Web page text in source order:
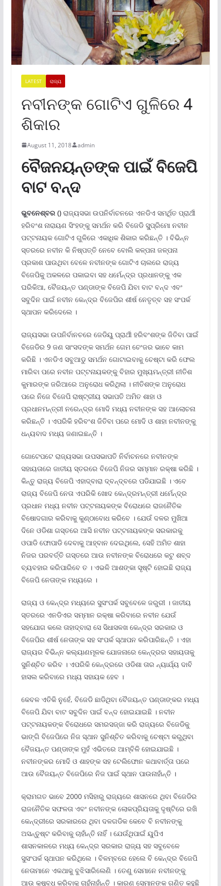
LATEST ରାଜ୍ୟ
ନବୀନଙ୍କ ଗୋଟିଏ ଗୁଳିରେ 4
ଶିକାର
August 11, 2018 admin
ବୈଜନୟନ୍ତଙ୍କ ପାଇଁ ବିଜେପି
ବାଟ ବନ୍ଦ
ଭୁବନେଶ୍ବର ()ରାଜ୍ୟସଭା ଉପନିର୍ବାଚନରେ ଏନଡିଏ ସମର୍ଥିତ ପ୍ରାର୍ଥୀ
ହରିବଂଶ ନାରାୟଣ ସିଂହଙ୍କୁ ସମର୍ଥନ କରି ବିଜେଡି ସୁ୍ପ୍ରିମୋ ନବୀନ
ପଟ୍ଟନାୟକ ଗୋଟିଏ ଗୁଳିରେ ଏକାଧିକ ଶିକାର କରିଛନ୍ତି । ବିଭିନ୍ନ
ସ୍ତରରେ ନବୀନ କି ନିଷ୍ପତ୍ତି ନେବେ ବୋଲି କଳ୍ପନା ଜଳ୍ପନା
ପ୍ରକାଶ ପାଉଥିବା ବେଳେ ନବୀନଙ୍କ ଗୋଟିଏ ଚାଲରେ ରାଜ୍ୟ
ବିଜେପିକୁ ଅକଳରେ ପକାଇବା ସହ ଧର୍ମେନ୍ଦ୍ର ପ୍ରଧାନଙ୍କୁ ଏକ
ଘରିକିଆ, ବୈଜୟନ୍ତ ପଣ୍ଡାଙ୍କ ବିଜେପି ଯିବା ବାଟ ବନ୍ଦ ଏବଂ
ସବୁଦିନ ପାଇଁ ନବୀନ କେନ୍ଦ୍ର ବିଜେପିର ଶୀର୍ଷ ନେତୃତ୍ବ ସହ ସଂପର୍କ
ସ୍ଥାପନ କରିଦେଲେ ।
ରାଜ୍ୟସଭା ଉପନିର୍ବାନଚରେ ଜେଡିୟୁ ପ୍ରାର୍ଥୀ ହରିବଂଶଙ୍କ ଜିତିବା ପାଇଁ
ବିଜେଡିର 9 ଜଣ ସାଂସଦଙ୍କ ସମର୍ଥନ ଗେମ ଚେଂଜର ଭାବେ କାମ
କରିଛି । ଏନଡିଏ ସବୁଆଡୁ ସମର୍ଥନ ଗୋଟାଇବାକୁ ଚେଷ୍ଟା କରି ଫେଲ
ମାରିବା ପରେ ନବୀନ ପଟ୍ଟନାୟକଙ୍କୁ ବିହାର ମୁଖ୍ୟମନ୍ତ୍ରୀ ନୀତିଶ
କୁମାରଙ୍କ ଜରିଆରେ ଅନୁରୋଧ କରିଥିଲା । ନୀତିଶଙ୍କ ଅନୁରୋଧ
ପରେ ନିଜେ ବିଜେପି ରାଷ୍ଟ୍ରୀୟ ସଭାପତି ଅମିତ ଶାହା ଓ
ପ୍ରଧାନମନ୍ତ୍ରୀ ନରେନ୍ଦ୍ର ମୋଦି ମଧ୍ୟ ନବୀନଙ୍କ ସହ ଆଲୋଚନା
କରିଛନ୍ତି । ଏପରିକି ହରିବଂଶ ଜିତିବା ପରେ ମୋଦି ଓ ଶାହା ନବୀନଙ୍କୁ
ଧନ୍ୟବାଦ ମଧ୍ୟ ଜଣାଇଛନ୍ତି ।
ଗୋଟେପଟେ ରାଜ୍ୟସଭା ଉପସଭାପତି ନିର୍ବାଚନରେ ନବୀନଙ୍କ
ସହାୟତାରେ ଜାତୀୟ ସ୍ତରରେ ବିଜେପି ନିଜର ସମ୍ମାନ ରକ୍ଷା କରିଛି ।
କିନ୍ତୁ ରାଜ୍ୟ ବିଜେପି ଏହାଦ୍ବାରା ଦ୍ବନ୍ଦ୍ବରେ ପଡିଯାଇଛି । ଏବେ
ରାଜ୍ୟ ବିଜେପି ନେତା ଏପରିକି ଖୋଦ କେନ୍ଦ୍ରମନ୍ତ୍ରୀ ଧର୍ମେନ୍ଦ୍ର
ପ୍ରଧାନ ମଧ୍ୟ ନବୀନ ପଟ୍ଟନାୟକଙ୍କ ବିରୋଧରେ ରାଜନୈତିକ
ବିଷୋଦଗାର କରିବାକୁ କୁଣ୍ଠାବୋଧ କରିବେ । ଯେଉଁ ଦଳର ମୁଖିଆ
ଦିନେ ଓଡିଶା ଗସ୍ତରେ ଆସି ନବୀନ ପଟ୍ଟନାୟକଙ୍କ ସରକାରକୁ
ଓପାଡି ଫୋପାଡି ଦେବାକୁ ଆହ୍ବାନ ଦେଇଥିଲେ, ସେହି ଅମିତ ଶାହା
ନିଜର ପରବର୍ତ୍ତି ଗସ୍ତରେ ଆଉ ନବୀନଙ୍କ ବିରୋଧରେ କଟୁ ଶବ୍ଦ
ବ୍ୟବହାର କରିପାରିବେ ତ । ଏଭଳି ଆଶଙ୍କା ସୃଷ୍ଟି ହୋଇଛି ରାଜ୍ୟ
ବିଜେପି ନେତାଙ୍କ ମଧ୍ୟରେ ।
ରାଜ୍ୟ ଓ କେନ୍ଦ୍ର ମଧ୍ୟରେ ସୁସଂପର୍କ ସବୁବେଳେ ଜରୁରୀ । ଜାତୀୟ
ସ୍ତରରେ ଏନଡିଏର ସମ୍ମାନ ରକ୍ଷା କରିବାରେ ନବୀନ ଯେଉଁ
ସହଯୋଗ କଲେ ତାହାଦ୍ବାରା ସେ ସିଧାସଳଖ କେନ୍ଦ୍ର ସରକାର ଓ
ବିଜେପିର ଶୀର୍ଷ ନେତାଙ୍କ ସହ ସଂପର୍କ ସ୍ଥାପନ କରିପାରିଛନ୍ତି । ଏହା
ରାଜ୍ୟର ବିଭିନ୍ନ କଲ୍ୟାଣମୂଳକ ଯୋଜନାରେ କେନ୍ଦ୍ରର ସହାୟତାକୁ
ସୁନିଶ୍ଚିତ କରିବ । ଏପରିକି କେନ୍ଦ୍ରରେ ଓଡିଶା ତାର ନ୍ୟାର୍ଯ୍ୟ ଦାବି
ହାସଲ କରିବାରେ ମଧ୍ୟ ସହାୟକ ହେବ ।
କେବଳ ଏତିକି ନୁହେଁ, ବିଜେଡି ଛାଡିଥିବା ବୈଜୟନ୍ତ ପଣ୍ଡାଙ୍କର ମଧ୍ୟ
ବିଜେପି ଯିବା ବାଟ ସବୁଦିନ ପାଇଁ ବନ୍ଦ ହୋଇଯାଇଛି । ନବୀନ
ପଟ୍ଟନାୟକଙ୍କ ବିରୋଧରେ ସମରସଜ୍ଜା କରି ରାଜ୍ୟରେ ବିଜେଡିକୁ
ଭାଙ୍ଗି ବିଜେପିରେ ନିଜ ସ୍ଥାନ ସୁନିଶ୍ଚିତ କରିବାକୁ ଚେଷ୍ଟା କରୁଥିବା
ବୈଜୟନ୍ତ ପଣ୍ଡାଙ୍କ ମୁହଁ ଏଭିତରେ ଆମ୍ବିଳି ହୋଇଯାଇଛି ।
ନବୀନଙ୍କର ମୋଦି ଓ ଶାହଙ୍କ ସହ ଟେଲିଫୋନ କଥାବାର୍ତ୍ତା ପରେ
ଆଉ ବୈଜୟନ୍ତ ବିଜେପିରେ ନିଜ ପାଇଁ ସ୍ଥାନ ପାଉନାହାଁନ୍ତି ।
କ୍ରାମଗତ ଭାବେ 2000 ମସିହାରୁ ରାଜ୍ୟରେ ଶାସନରେ ଥିବା ବିଜେଡିର
ରାଜନୈତିକ ସଫଳତା ଏବଂ ନବୀନଙ୍କ ଲୋକପ୍ରିୟତାକୁ ଦୃଷ୍ଟିରେ ରଖି
କେନ୍ଦ୍ରୀରେ ସରକାରରେ ଥିବା ଦଳଗଡିକ କେବେ ବି ନବୀନଙ୍କୁ
ଅସନ୍ତୁଷ୍ଟ କରିବାକୁ ଚାହାଁନ୍ତି ନାହିଁ । ଯେଉଁଥିପାଇଁ ୟୁପିଏ
ଶାସନକାଳରେ ମଧ୍ୟ କେନ୍ଦ୍ର ସରକାର ରାଜ୍ୟ ସହ ସବୁବେଳେ
ସୁସଂପର୍କ ସ୍ଥାପନ କରିଥିଲେ । ବିଳମ୍ବରେ ହେଲେ ବି କେନ୍ଦ୍ର ବିଜେପି
ନେତାମାନେ ଏକଥାକୁ ବୁଝିସାରିଲେଣି । ତେଣୁ ସେମାନେ ନବୀନଙ୍କୁ
ଆଉ କ୍ଷୁବ୍ଧ କରିବାକୁ ଚାହୁଁନାହାଁନ୍ତି । କାରଣ ସେମାନଙ୍କ ଗଣିତ କହୁଛି